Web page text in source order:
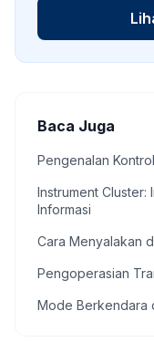
Baca Juga
Pengenalan
Instrument Cluster:
Informasi
Cara Menyalakan
Pengoperasian
Mode Berkendara